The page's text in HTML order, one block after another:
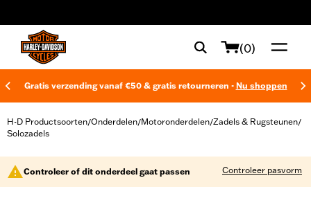
(0)
Gratis verzending vanaf €50 & gratis retourneren - Nu shoppen
H-D Productsoorten/Onderdelen/Motoronderdelen/Zadels & Rugsteunen/
Solozadels
Controleer of dit onderdeel gaat passen Controleer pasvorm